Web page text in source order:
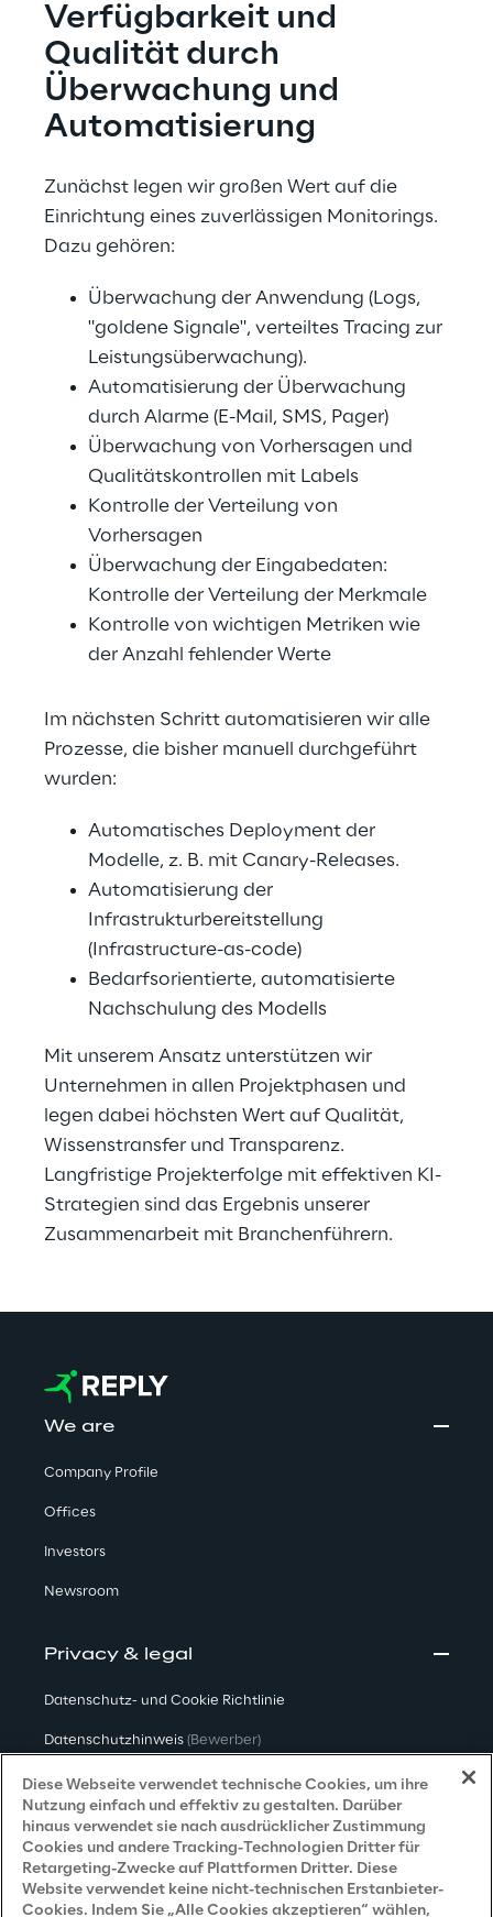
Verfügbarkeit und
Qualität durch
Überwachung und
Automatisierung
Zunächst legen wir großen Wert auf die
Einrichtung eines zuverlässigen Monitorings.
Dazu gehören:
Überwachung der Anwendung (Logs,
"goldene Signale", verteiltes Tracing zur
Leistungsüberwachung).
Automatisierung der Überwachung
durch Alarme (E-Mail, SMS, Pager)
Überwachung von Vorhersagen und
Qualitätskontrollen mit Labels
Kontrolle der Verteilung von
Vorhersagen
Überwachung der Eingabedaten:
Kontrolle der Verteilung der Merkmale
Kontrolle von wichtigen Metriken wie
der Anzahl fehlender Werte
Im nächsten Schritt automatisieren wir alle
Prozesse, die bisher manuell durchgeführt
wurden:
Automatisches Deployment der
Modelle, z. B. mit Canary-Releases.
Automatisierung der
Infrastrukturbereitstellung
(Infrastructure-as-code)
Bedarfsorientierte, automatisierte
Nachschulung des Modells
Mit unserem Ansatz unterstützen wir
Unternehmen in allen Projektphasen und
legen dabei höchsten Wert auf Qualität,
Wissenstransfer und Transparenz.
Langfristige Projekterfolge mit effektiven KI-
Strategien sind das Ergebnis unserer
Zusammenarbeit mit Branchenführern.
We are
Company Profile
Offices
Investors
Newsroom
Privacy & legal
Datenschutz- und Cookie Richtlinie
Datenschutzhinweis (Bewerber)
Datenschutzhinweis(Kunden)
Datenschutzhinweis (Dienstleister)
Datenschutzhinweis (Marketing)
Diese Webseite verwendet technische Cookies, um ihre
Nutzung einfach und effektiv zu gestalten. Darüber
hinaus verwendet sie nach ausdrücklicher Zustimmung
Cookies und andere Tracking-Technologien Dritter für
Retargeting-Zwecke auf Plattformen Dritter. Diese
Website verwendet keine nicht-technischen Erstanbieter-
Cookies. Indem Sie „Alle Cookies akzeptieren“ wählen,